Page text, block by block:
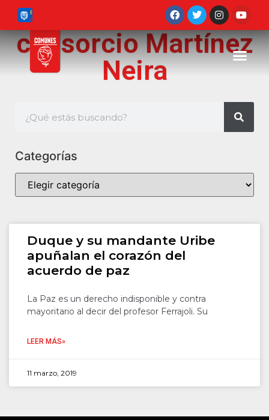
consorcio Martínez
Neira
Categorías
Duque y su mandante Uribe
apuñalan el corazón del
acuerdo de paz
La Paz es un derecho indisponible y contra
mayoritario al decir del profesor Ferrajoli. Su
LEER MÁS»
11 marzo, 2019